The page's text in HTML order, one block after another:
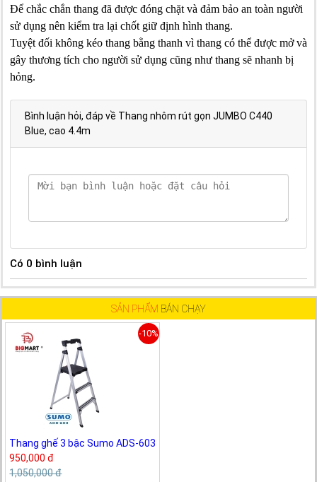
Để chắc chắn thang đã được đóng chặt và đảm bảo an toàn người
sử dụng nên kiểm tra lại chốt giữ định hình thang.
Tuyệt đối không kéo thang bằng thanh vì thang có thể được mở và
gây thương tích cho người sử dụng cũng như thang sẽ nhanh bị
hỏng.
Bình luận hỏi, đáp về Thang nhôm rút gọn JUMBO C440
Blue, cao 4.4m
Có 0 bình luận
SẢN PHẨM BÁN CHẠY
-10%
Thang ghế 3 bậc Sumo ADS-603
950,000 đ
1,050,000 đ